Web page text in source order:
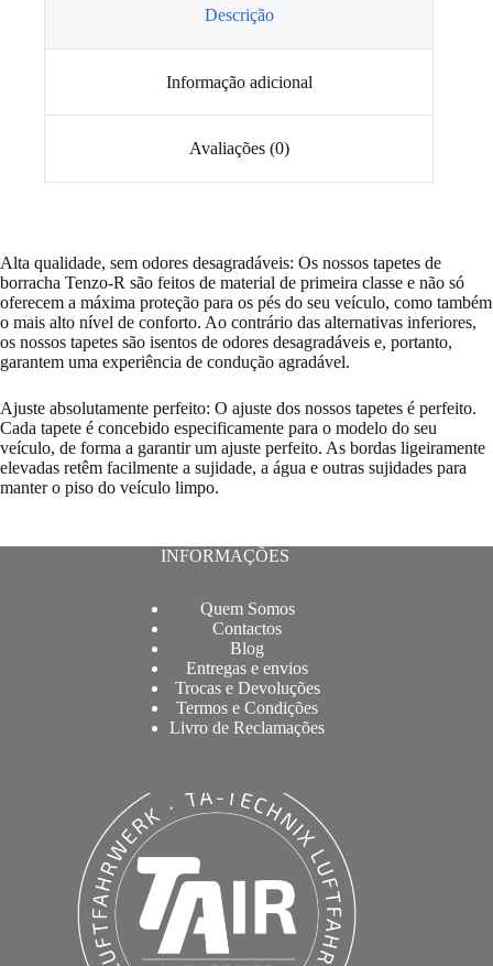
Descrição
Informação adicional
Avaliações (0)
Alta qualidade, sem odores desagradáveis: Os nossos tapetes de
borracha Tenzo-R são feitos de material de primeira classe e não só
oferecem a máxima proteção para os pés do seu veículo, como também
o mais alto nível de conforto. Ao contrário das alternativas inferiores,
os nossos tapetes são isentos de odores desagradáveis ​​e, portanto,
garantem uma experiência de condução agradável.
Ajuste absolutamente perfeito: O ajuste dos nossos tapetes é perfeito.
Cada tapete é concebido especificamente para o modelo do seu
veículo, de forma a garantir um ajuste perfeito. As bordas ligeiramente
elevadas retêm facilmente a sujidade, a água e outras sujidades para
manter o piso do veículo limpo.
INFORMAÇÕES
Quem Somos
Contactos
Blog
Entregas e envios
Trocas e Devoluções
Termos e Condições
Livro de Reclamações